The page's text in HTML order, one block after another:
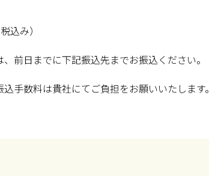
み）
前日までに下記振込先までお振込ください。
手数料は貴社にてご負担をお願いいたします。